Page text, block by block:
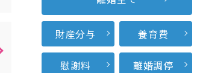
財産分与 養育費
慰謝料 離婚調停